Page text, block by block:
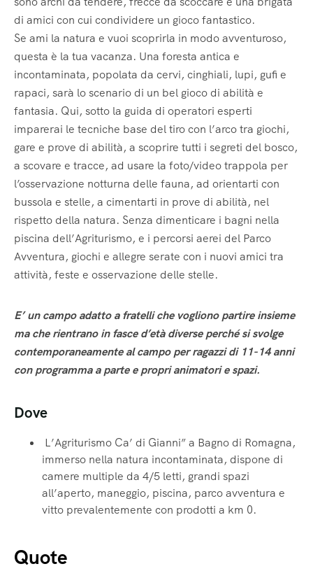
di amici con cui condividere un gioco fantastico.
Se ami la natura e vuoi scoprirla in modo avventuroso,
questa è la tua vacanza. Una foresta antica e
incontaminata, popolata da cervi, cinghiali, lupi, gufi e
rapaci, sarà lo scenario di un bel gioco di abilità e
fantasia. Qui, sotto la guida di operatori esperti
imparerai le tecniche base del tiro con l’arco tra giochi,
gare e prove di abilità, a scoprire tutti i segreti del bosco,
a scovare e tracce, ad usare la foto/video trappola per
l’osservazione notturna delle fauna, ad orientarti con
bussola e stelle, a cimentarti in prove di abilità, nel
rispetto della natura. Senza dimenticare i bagni nella
piscina dell’Agriturismo, e i percorsi aerei del Parco
Avventura, giochi e allegre serate con i nuovi amici tra
attività, feste e osservazione delle stelle.
E’ un campo adatto a fratelli che vogliono partire insieme
ma che rientrano in fasce d’età diverse perché si svolge
contemporaneamente al campo per ragazzi di 11-14 anni
con programma a parte e propri animatori e spazi.
Dove
L’Agriturismo Ca’ di Gianni” a Bagno di Romagna,
immerso nella natura incontaminata, dispone di
camere multiple da 4/5 letti, grandi spazi
all’aperto, maneggio, piscina, parco avventura e
vitto prevalentemente con prodotti a km 0.
Quote